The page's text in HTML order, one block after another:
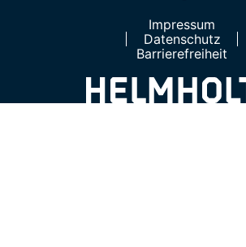
Impressum
Datenschutz
Barrierefreiheit